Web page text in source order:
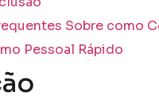
Sobre como
Pessoal Rápido